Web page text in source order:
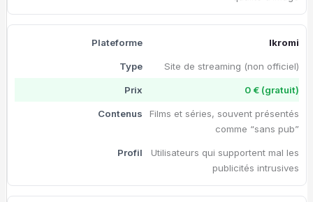
Ikromi
Site de streaming (non officiel)
0 € (gratuit)
Films et séries, souvent présentés
comme “sans pub”
Utilisateurs qui supportent mal les
publicités intrusives